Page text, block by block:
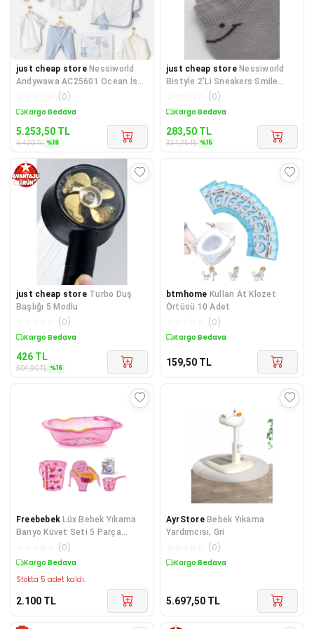
just cheap store Nessiworld
Andywawa AC25601 Ocean İs
My Happy Place 10 Parça Hast
(0)
Sepette %18 İndirim
5.253,50 TL
6.420TL %18
just cheap store Nessiworld
Bistyle 2'Li Sneakers Smile
Penye Çorap BS20106 Gri Ek
(0)
Sepette %15 İndirim
283,50 TL
331,75TL %15
just cheap store Turbo Duş
Başlığı 5 Modlu
(0)
Sepette %16 İndirim
426 TL
504,90TL %16
btmhome Kullan At Klozet
Örtüsü 10 Adet
(0)
Kargo Bedava
159,50 TL
Freebebek Lüx Bebek Yıkama
Banyo Küvet Seti 5 Parça
(0)
Kargo Bedava
Stokta 5 adet kaldı.
2.100 TL
AyrStore Bebek Yıkama
Yardımcısı, Gri
(0)
Kargo Bedava
5.697,50 TL